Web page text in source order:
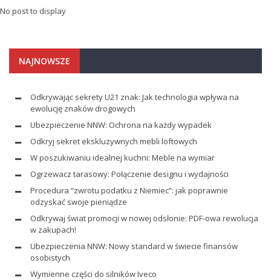
No post to display
NAJNOWSZE
Odkrywając sekrety U21 znak: Jak technologia wpływa na
ewolucję znaków drogowych
Ubezpieczenie NNW: Ochrona na każdy wypadek
Odkryj sekret ekskluzywnych mebli loftowych
W poszukiwaniu idealnej kuchni: Meble na wymiar
Ogrzewacz tarasowy: Połączenie designu i wydajności
Procedura “zwrotu podatku z Niemiec”: jak poprawnie
odzyskać swoje pieniądze
Odkrywaj świat promocji w nowej odsłonie: PDF-owa rewolucja
w zakupach!
Ubezpieczenia NNW: Nowy standard w świecie finansów
osobistych
Wymienne części do silników Iveco